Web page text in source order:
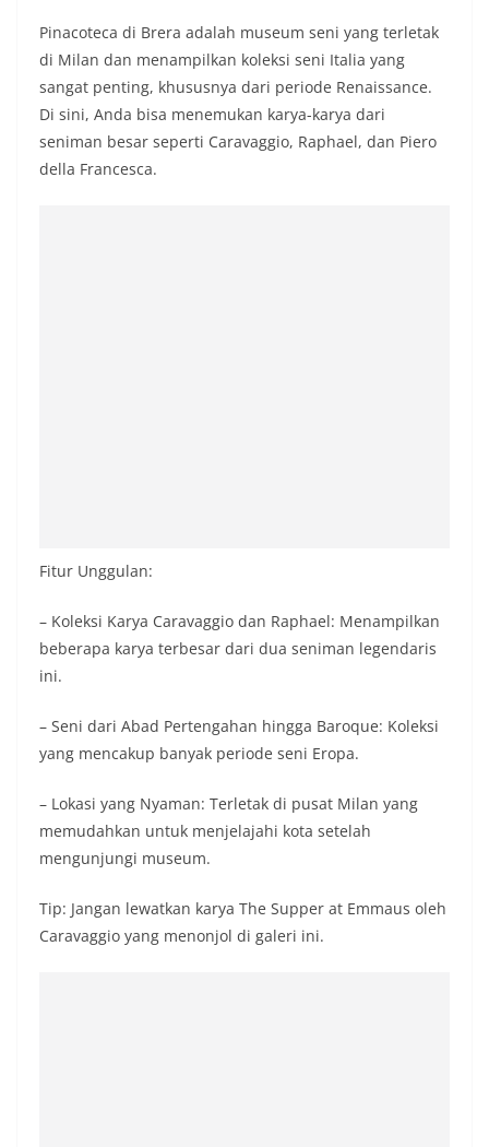
Pinacoteca di Brera adalah museum seni yang terletak
di Milan dan menampilkan koleksi seni Italia yang
sangat penting, khususnya dari periode Renaissance.
Di sini, Anda bisa menemukan karya-karya dari
seniman besar seperti Caravaggio, Raphael, dan Piero
della Francesca.
Fitur Unggulan:
– Koleksi Karya Caravaggio dan Raphael: Menampilkan
beberapa karya terbesar dari dua seniman legendaris
ini.
– Seni dari Abad Pertengahan hingga Baroque: Koleksi
yang mencakup banyak periode seni Eropa.
– Lokasi yang Nyaman: Terletak di pusat Milan yang
memudahkan untuk menjelajahi kota setelah
mengunjungi museum.
Tip: Jangan lewatkan karya The Supper at Emmaus oleh
Caravaggio yang menonjol di galeri ini.